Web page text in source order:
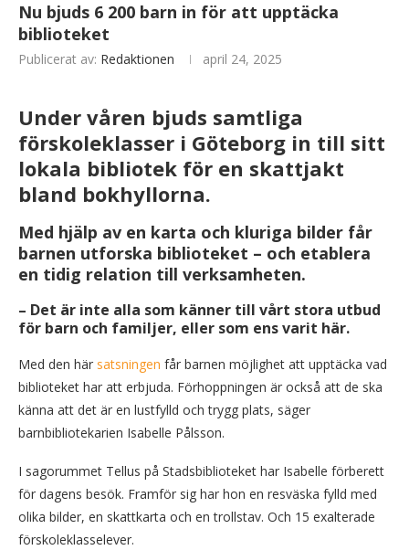
Nu bjuds 6 200 barn in för att upptäcka
biblioteket
Publicerat av: Redaktionen april 24, 2025
Under våren bjuds samtliga
förskoleklasser i Göteborg in till sitt
lokala bibliotek för en skattjakt
bland bokhyllorna.
Med hjälp av en karta och kluriga bilder får
barnen utforska biblioteket – och etablera
en tidig relation till verksamheten.
– Det är inte alla som känner till vårt stora utbud
för barn och familjer, eller som ens varit här.
Med den här satsningen får barnen möjlighet att upptäcka vad
biblioteket har att erbjuda. Förhoppningen är också att de ska
känna att det är en lustfylld och trygg plats, säger
barnbibliotekarien Isabelle Pålsson.
I sagorummet Tellus på Stadsbiblioteket har Isabelle förberett
för dagens besök. Framför sig har hon en resväska fylld med
olika bilder, en skattkarta och en trollstav. Och 15 exalterade
förskoleklasselever.